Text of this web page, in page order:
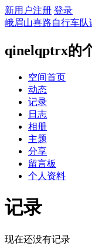
新用户注册 登录
峨眉山喜路自行车队
qinelqptrx的
空间首页
动态
记录
日志
相册
主题
分享
留言板
个人资料
记录
现在还没有记录